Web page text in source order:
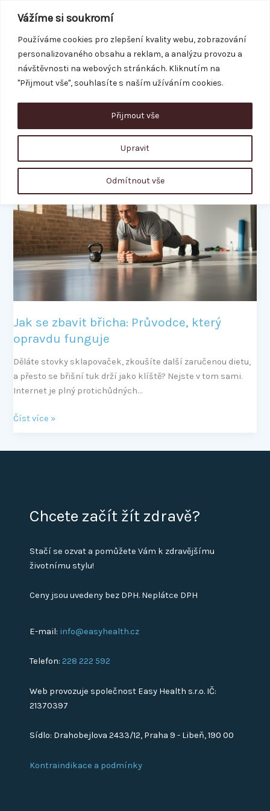
Vážíme si soukromí
Používáme cookies pro zlepšení kvality webu, zobrazování
personalizovaného obsahu a reklam, a analýzu provozu a
návštěvnosti na webových stránkách. Kliknutím na
"Přijmout vše", souhlasíte s naším užíváním cookies.
Upravit
Odmítnout vše
Přijmout vše
obsah
REZERVACE
cviky na břicho
Jak se zbavit břicha: Průvodce, který
opravdu funguje
Děláte stovky sklapovaček, zkoušíte další zaručenou dietu,
a přesto se břišní tuk drží jako klíště? Nejste v tom sami.
Internet je plný protichůdných…
Jak
zbavit
břicha:
Průvodce,
který
opravdu
funguje
Číst více »
Chcete začít žít zdravě?
Stačí se ozvat a pomůžete Vám k zdravějšímu
životnímu stylu!
Ceny jsou uvedeny bez DPH. Neplátce DPH
E-mail: info@easyhealth.cz
Telefon:228 222 592
Web provozuje společnost Easy Health s.r.o. IČ:
21370397
Sídlo: Drahobejlova 2433/12, Praha 9 - Libeň, 190 00
Kontraindikace a podmínky